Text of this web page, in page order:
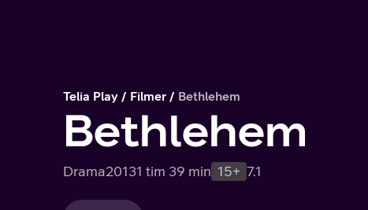
Telia Play Filmer Bethlehem
Bethlehem
Drama20131 tim 39 min 15+ 7.1